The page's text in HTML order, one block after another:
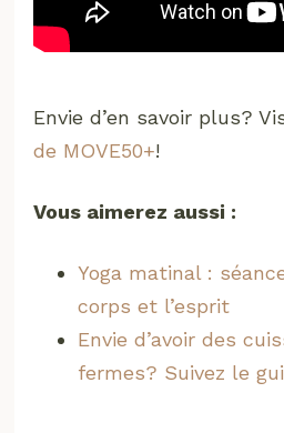
Envie d’en savoir plus?
de MOVE50+!
Vous aimerez aussi :
Yoga matinal :
corps et l’esprit
Envie d’avoir des
fermes? Suivez le